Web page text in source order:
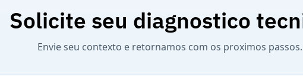
Solicite seu diagnostico
Envie seu contexto e retornamos com os proximos passos.